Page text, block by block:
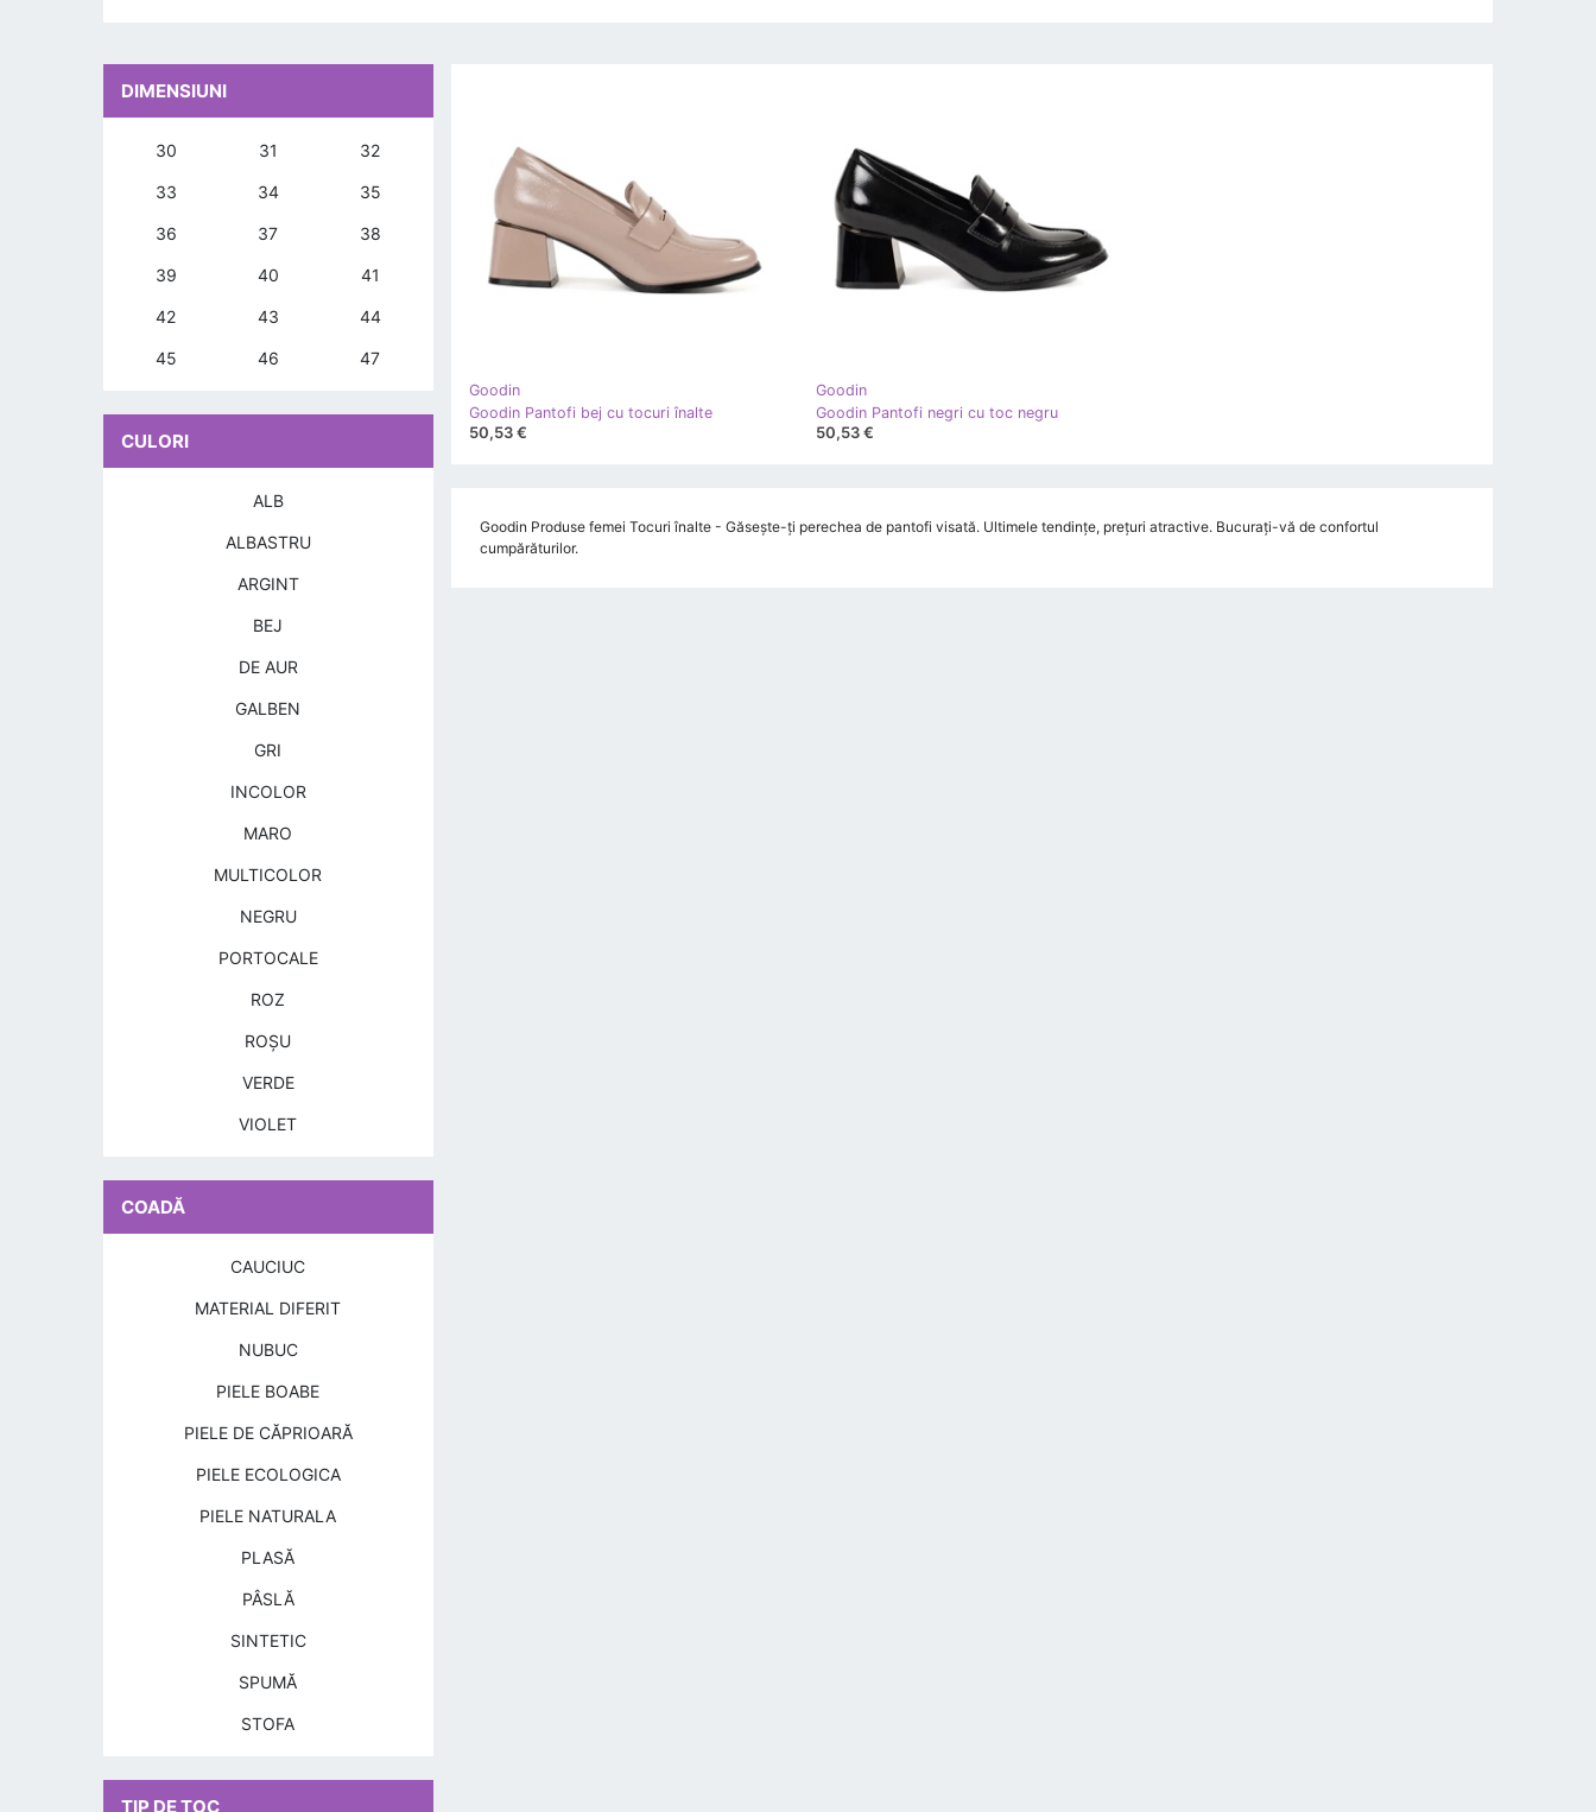
Goodin
Goodin Pantofi bej cu tocuri înalte
50,53 €
Goodin
Goodin Pantofi negri cu toc negru
50,53 €
Goodin Produse femei Tocuri înalte - Găsește-ți perechea de pantofi visată. Ultimele tendințe, prețuri atractive. Bucurați-vă de confortul
cumpărăturilor.
DIMENSIUNI
30 31 32
33 34 35
36 37 38
39 40 41
42 43 44
45 46 47
CULORI
ALB
ALBASTRU
ARGINT
BEJ
DE AUR
GALBEN
GRI
INCOLOR
MARO
MULTICOLOR
NEGRU
PORTOCALE
ROZ
ROŞU
VERDE
VIOLET
COADĂ
CAUCIUC
MATERIAL DIFERIT
NUBUC
PIELE BOABE
PIELE DE CĂPRIOARĂ
PIELE ECOLOGICA
PIELE NATURALA
PLASĂ
PÂSLĂ
SINTETIC
SPUMĂ
STOFA
TIP DE TOC